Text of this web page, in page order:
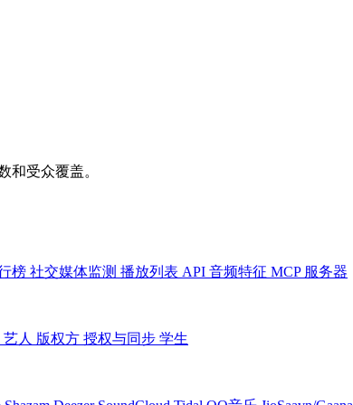
和受众覆盖。
榜 社交媒体监测 播放列表 API 音频特征 MCP 服务器
艺人 版权方 授权与同步 学生